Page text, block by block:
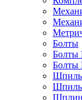
Болты
Болты